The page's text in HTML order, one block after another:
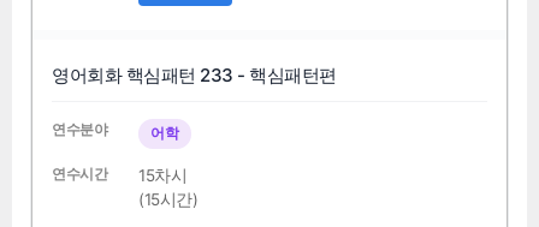
영어회화 핵심패턴 233 - 핵심패턴편
어학
15차시
(15시간)